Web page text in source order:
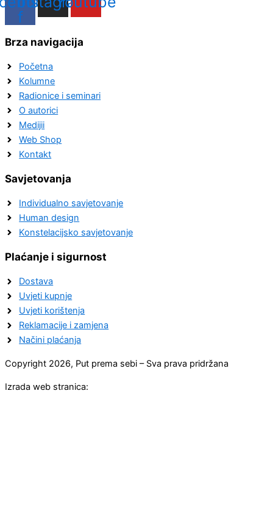
f
Brza navigacija
Početna
Kolumne
Radionice i seminari
O autorici
Medijii
Web Shop
Kontakt
Savjetovanja
Individualno savjetovanje
Human design
Konstelacijsko savjetovanje
Plaćanje i sigurnost
Dostava
Uvjeti kupnje
Uvjeti korištenja
Reklamacije i zamjena
Načini plaćanja
Copyright 2026, Put prema sebi – Sva prava pridržana
Izrada web stranica: